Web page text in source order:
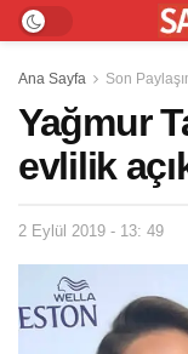
Ana Sayfa Son
Yağmur
evlilik
2 Eylül 2019 - 13: 49